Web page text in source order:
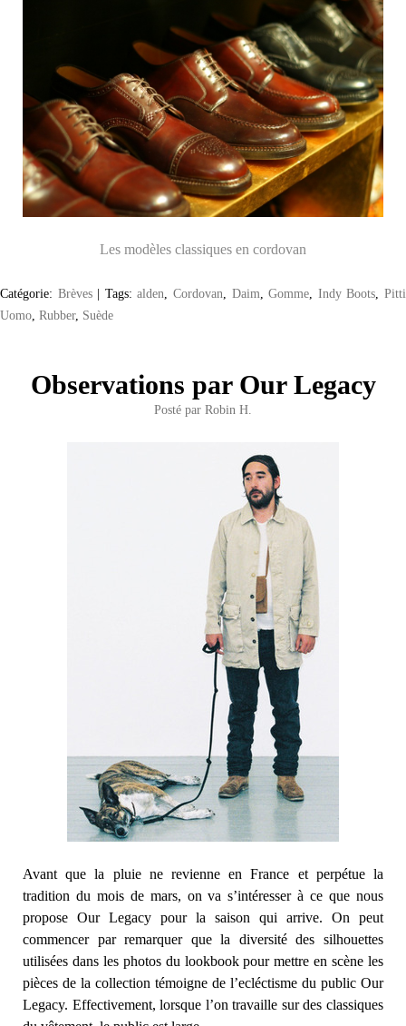
Les modèles classiques en cordovan
Catégorie: Brèves | Tags:alden ,Cordovan Daim ,Gomme Indy Boots ,Pitti
Uomo Rubber, Suède
Observations par Our Legacy
Posté par Robin H.
Avant que la pluie ne revienne en France et perpétue la
tradition du mois de mars, on va s’intéresser à ce que nous
propose Our Legacy pour la saison qui arrive. On peut
commencer par remarquer que la diversité des silhouettes
utilisées dans les photos du lookbook pour mettre en scène les
pièces de la collection témoigne de l’ecléctisme du public Our
Legacy. Effectivement, lorsque l’on travaille sur des classiques